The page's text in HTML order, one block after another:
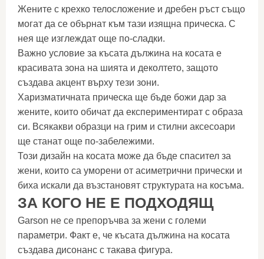
Жените с крехко телосложение и дребен ръст също
могат да се обърнат към тази изящна прическа. С
нея ще изглеждат още по-сладки.
Важно условие за късата дължина на косата е
красивата зона на шията и деколтето, защото
създава акцент върху тези зони.
Харизматичната прическа ще бъде божи дар за
жените, които обичат да експериментират с образа
си. Всякакви образци на грим и стилни аксесоари
ще станат още по-забележими.
Този дизайн на косата може да бъде спасител за
жени, които са уморени от асиметрични прически и
биха искали да възстановят структурата на косъма.
ЗА КОГО НЕ Е ПОДХОДЯЩ
Garson не се препоръчва за жени с големи
параметри. Факт е, че късата дължина на косата
създава дисонанс с такава фигура.